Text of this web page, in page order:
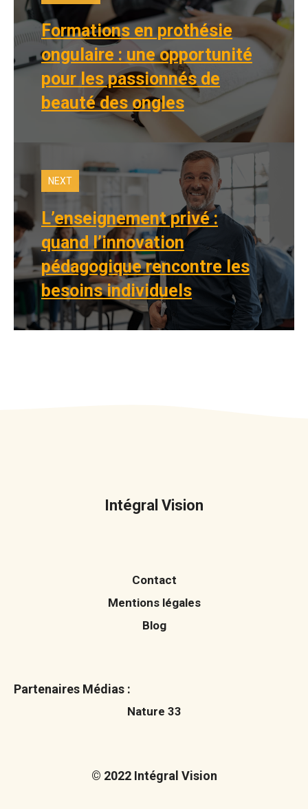
Formations en prothésie
ongulaire : une opportunité
pour les passionnés de
beauté des ongles​
NEXT
L’enseignement privé :
quand l’innovation
pédagogique rencontre les
besoins individuels
Intégral Vision
Contact
Mentions légales
Blog
Partenaires Médias :
Nature 33
© 2022 Intégral Vision